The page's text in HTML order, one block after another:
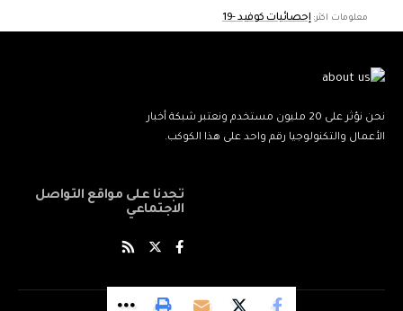
معلومات اكثر: إحصائيات كوفيد -19
نحن نؤثر على 20 مليون مستخدم ونعتبر شبكة أخبار
الأعمال والتكنولوجيا رقم واحد على هذا الكوكب.
تجدنا على مواقع التواصل
الاجتماعي